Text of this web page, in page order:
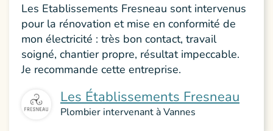
Les Etablissements Fresneau sont intervenus
pour la rénovation et mise en conformité de
mon électricité : très bon contact, travail
soigné, chantier propre, résultat impeccable.
Je recommande cette entreprise.
Les Établissements Fresneau
Plombier intervenant à Vannes